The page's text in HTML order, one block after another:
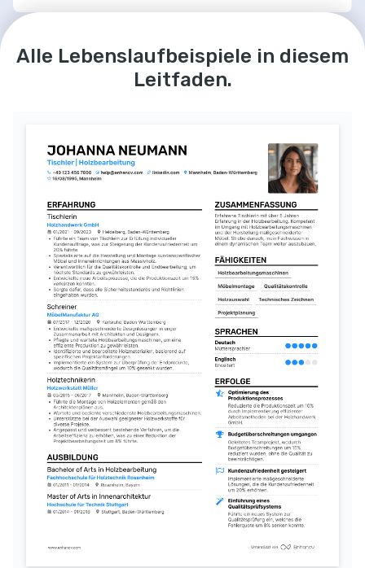
Materialauswahl CAD-Software
Englisch
Leidenschaft für die Erhaltung und Restaurierung historischer
Bauwerke in handwerklicher Tradition.
WEITERBILDUNG / KURSE
Fortgeschrittene
Fokus auf präzisen Techniken zur
Verbesserung von Effizienz und Stil.
Fertigungsmaschinen für Holz.
Alle Lebenslaufbeispiele in diesem
Leitfaden.